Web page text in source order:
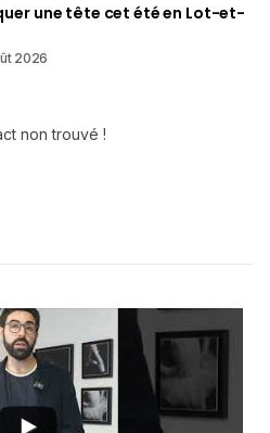
une tête cet été en Lot-et-
2026
non trouvé !